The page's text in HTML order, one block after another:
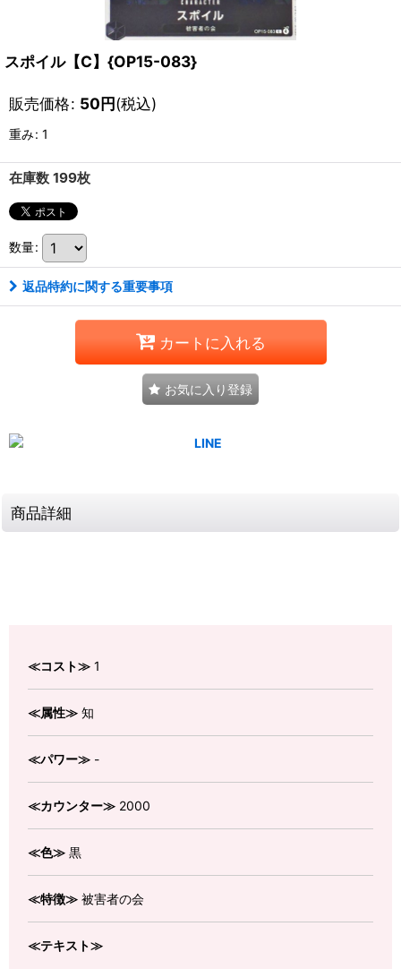
スポイル【C】{OP15-083}
販売価格: 50円(税込)
重み: 1
在庫数 199枚
数量:
返品特約に関する重要事項
カートに入れる
お気に入り登録
商品詳細
≪コスト≫ 1
≪属性≫ 知
≪パワー≫ -
≪カウンター≫ 2000
≪色≫ 黒
≪特徴≫ 被害者の会
≪テキスト≫